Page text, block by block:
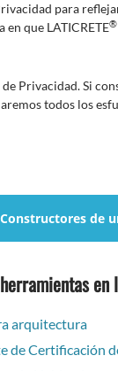
para
que LATICRETE®
Privacidad. Si
todos los
de
en
arquitectura
de Certificación